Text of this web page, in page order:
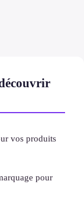
vos produits
pour